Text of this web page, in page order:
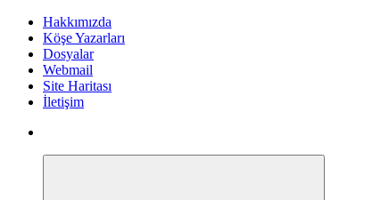
Hakkımızda
Köşe Yazarları
Dosyalar
Webmail
Site Haritası
İletişim